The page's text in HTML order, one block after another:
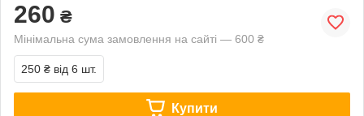
260 ₴
Мінімальна сума замовлення на сайті — 600 ₴
250 ₴ від 6 шт.
Купити